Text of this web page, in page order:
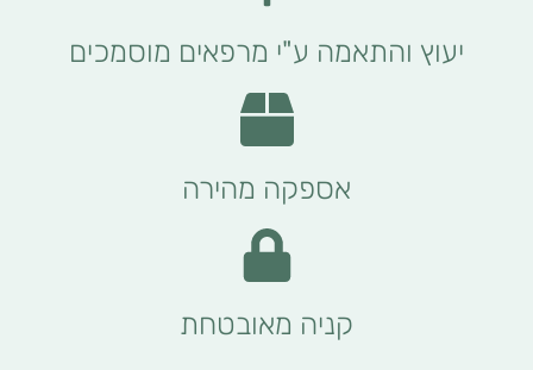
יעוץ והתאמה ע"י מרפאים מוסמכים
אספקה מהירה
קניה מאובטחת